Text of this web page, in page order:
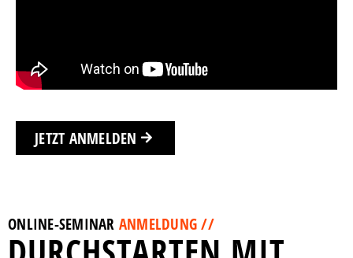
JETZT ANMELDEN
ONLINE-SEMINAR ANMELDUNG //